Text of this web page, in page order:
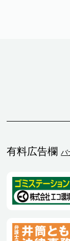
有料広告欄 バ